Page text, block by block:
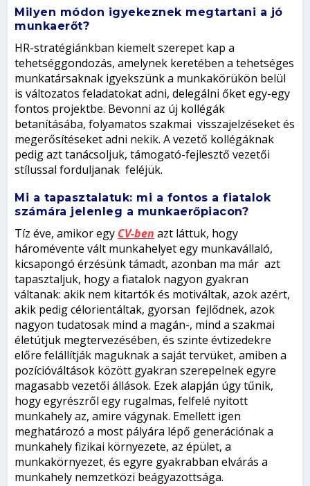
Milyen módon igyekeznek megtartani a jó
munkaerőt?
HR-stratégiánkban kiemelt szerepet kap a
tehetséggondozás, amelynek keretében a tehetséges
munkatársaknak igyekszünk a munkakörükön belül
is változatos feladatokat adni, delegálni őket egy-egy
fontos projektbe. Bevonni az új kollégák
betanításába, folyamatos szakmai visszajelzéseket és
megerősítéseket adni nekik. A vezető kollégáknak
pedig azt tanácsoljuk, támogató-fejlesztő vezetői
stílussal forduljanak feléjük.
Mi a tapasztalatuk: mi a fontos a fiatalok
számára jelenleg a munkaerőpiacon?
Tíz éve, amikor egy CV-ben azt láttuk, hogy
háromévente vált munkahelyet egy munkavállaló,
kicsapongó érzésünk támadt, azonban ma már azt
tapasztaljuk, hogy a fiatalok nagyon gyakran
váltanak: akik nem kitartók és motiváltak, azok azért,
akik pedig célorientáltak, gyorsan fejlődnek, azok
nagyon tudatosak mind a magán-, mind a szakmai
életútjuk megtervezésében, és szinte évtizedekre
előre felállítják maguknak a saját tervüket, amiben a
pozícióváltások között gyakran szerepelnek egyre
magasabb vezetői állások. Ezek alapján úgy tűnik,
hogy egyrészről egy rugalmas, felfelé nyitott
munkahely az, amire vágynak. Emellett igen
meghatározó a most pályára lépő generációnak a
munkahely fizikai környezete, az épület, a
munkakörnyezet, és egyre gyakrabban elvárás a
munkahely nemzetközi beágyazottsága.